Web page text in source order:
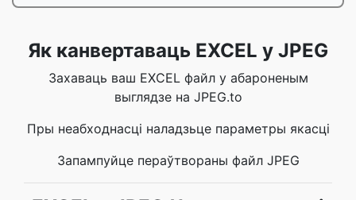
Як канвертаваць EXCEL у JPEG
Захаваць ваш EXCEL файл у абароненым
выглядзе на JPEG.to
Пры неабходнасці наладзьце параметры якасці
Запампуйце пераўтвораны файл JPEG